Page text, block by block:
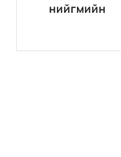
нийгмийн